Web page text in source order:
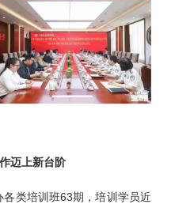
迈上新台阶
类培训班63期，培训学员近